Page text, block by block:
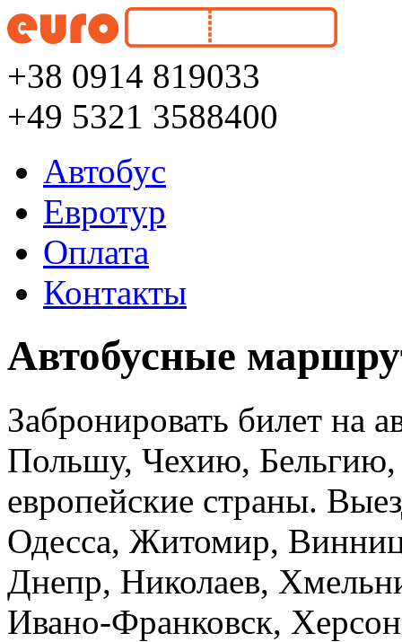
+38 0914 819033
+49 5321 3588400
Автобус
Евротур
Оплата
Контакты
Автобусные
Забронировать билет на
Польшу, Чехию,
европейские страны.
Одесса, Житомир,
Днепр, Николаев,
Ивано-Франковск,